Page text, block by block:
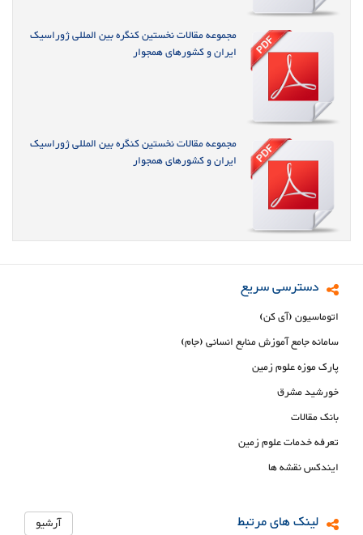
مجموعه مقالات نخستین کنگره بین المللی ژوراسیک
ایران و کشورهای همجوار
مجموعه مقالات نخستین کنگره بین المللی ژوراسیک
ایران و کشورهای همجوار
دسترسی سریع
اتوماسیون (آی کن)
سامانه جامع آموزش منابع انسانی (جام)
پارک موزه علوم زمین
خورشید مشرق
بانک مقالات
تعرفه خدمات علوم زمین
ایندکس نقشه ها
لینک های مرتبط آرشیو